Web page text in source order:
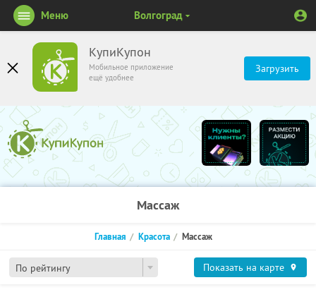
КупиКупон
Мобильное приложение
ещё удобнее
Загрузить
Меню Волгоград
Массаж
По рейтингу
Главная Красота Массаж
Показать на карте